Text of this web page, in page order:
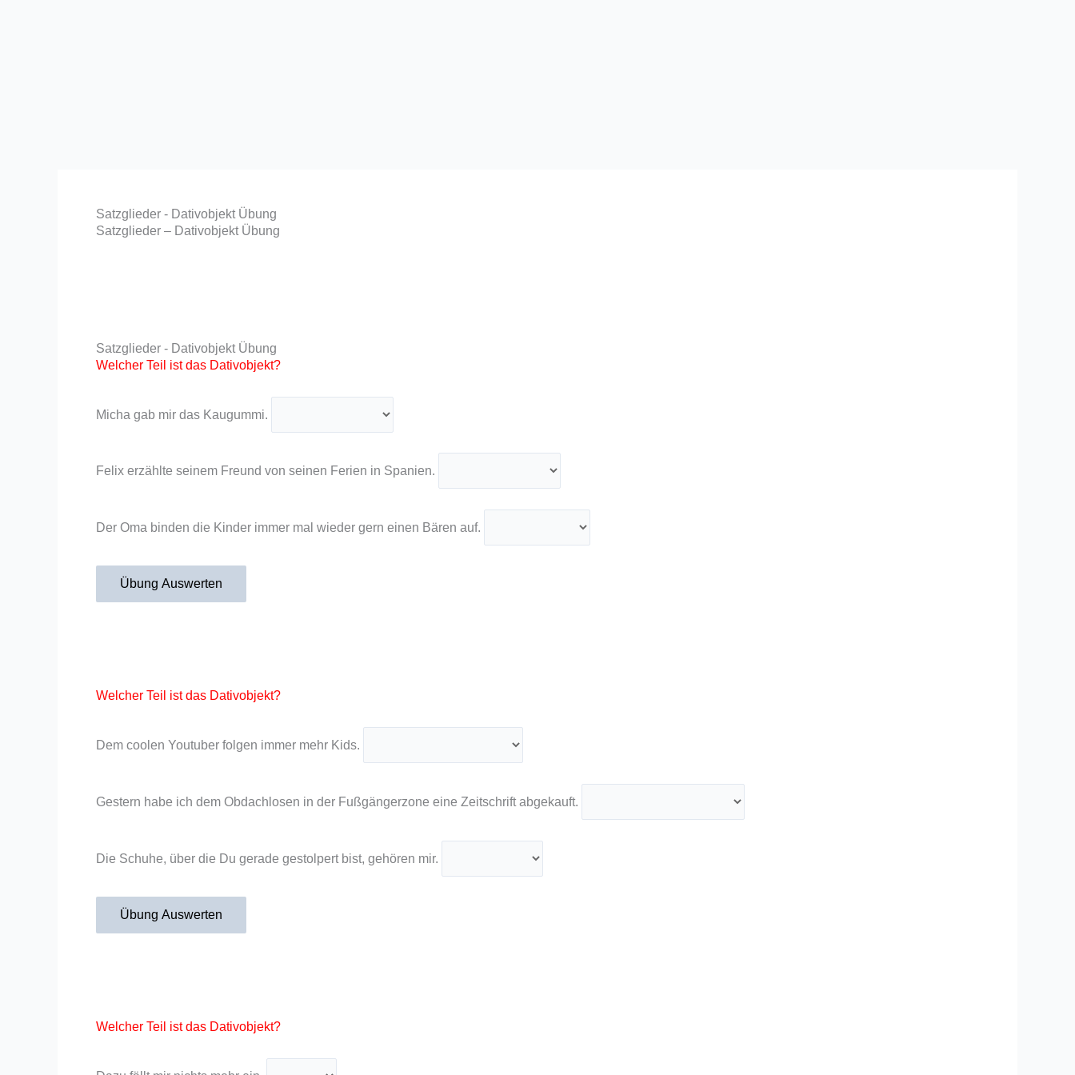
Satzglieder - Dativobjekt Übung
Satzglieder – Dativobjekt Übung
Satzglieder - Dativobjekt Übung
Welcher Teil ist das Dativobjekt?
Micha gab mir das Kaugummi.
Felix erzählte seinem Freund von seinen Ferien in Spanien.
Der Oma binden die Kinder immer mal wieder gern einen Bären auf.
Übung Auswerten
Welcher Teil ist das Dativobjekt?
Dem coolen Youtuber folgen immer mehr Kids.
Gestern habe ich dem Obdachlosen in der Fußgängerzone eine Zeitschrift abgekauft.
Die Schuhe, über die Du gerade gestolpert bist, gehören mir.
Übung Auswerten
Welcher Teil ist das Dativobjekt?